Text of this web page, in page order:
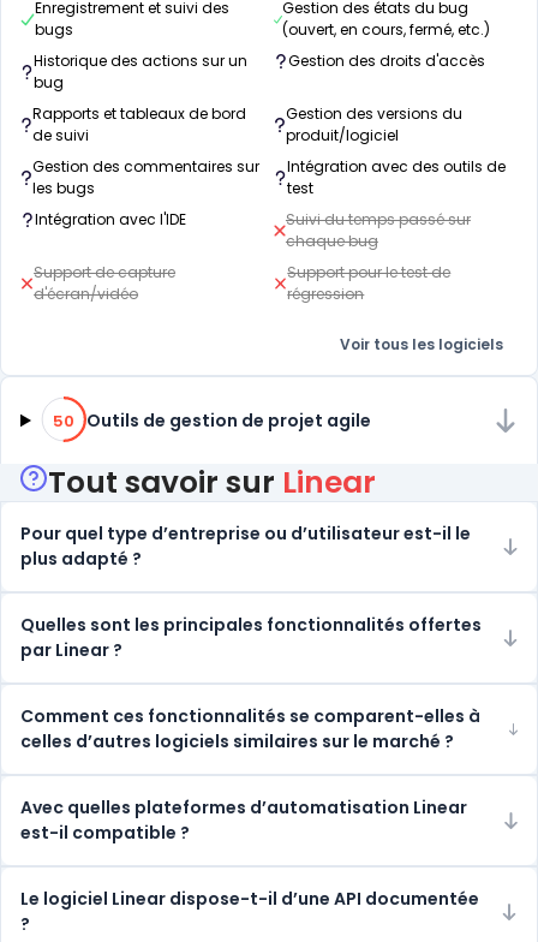
Enregistrement et suivi des
bugs
Gestion des états du bug
(ouvert, en cours, fermé, etc.)
Historique des actions sur un
bug
Gestion des droits d'accès
Rapports et tableaux de bord
de suivi
Gestion des versions du
produit/logiciel
Gestion des commentaires sur
les bugs
Intégration avec des outils de
test
Intégration avec l'IDE
Suivi du temps passé sur
chaque bug
Support de capture
d'écran/vidéo
Support pour le test de
régression
Voir tous les logiciels
50% de compatibilité
50 Outils de gestion de projet agile
Tout savoir sur Linear
Pour quel type d’entreprise ou d’utilisateur est-il le
plus adapté ?
Quelles sont les principales fonctionnalités offertes
par Linear ?
Comment ces fonctionnalités se comparent-elles à
celles d’autres logiciels similaires sur le marché ?
Avec quelles plateformes d’automatisation Linear
est-il compatible ?
Le logiciel Linear dispose-t-il d’une API documentée
?